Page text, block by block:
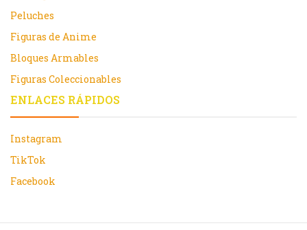
Peluches
Figuras de Anime
Bloques Armables
Figuras Coleccionables
ENLACES RÁPIDOS
Instagram
TikTok
Facebook